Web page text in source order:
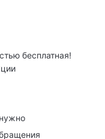
бесплатная!